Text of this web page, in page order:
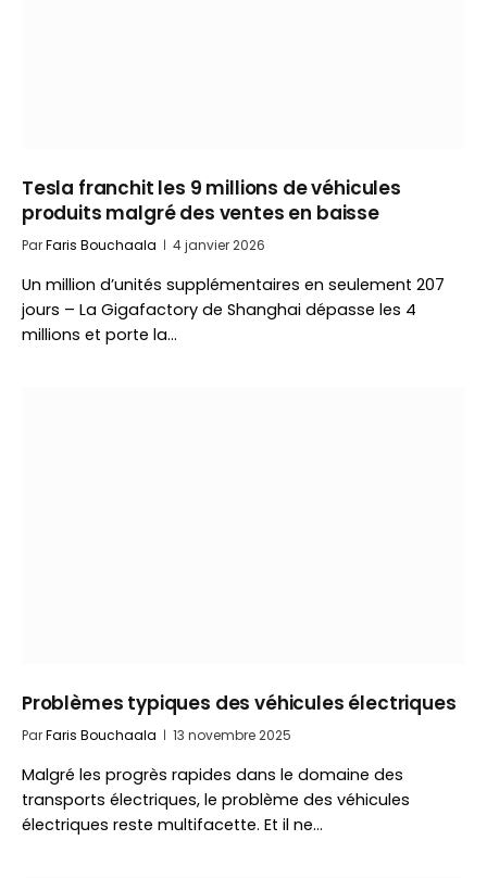
Tesla franchit les 9 millions de véhicules
produits malgré des ventes en baisse
ParFaris Bouchaala 4 janvier 2026
Un million d’unités supplémentaires en seulement 207
jours – La Gigafactory de Shanghai dépasse les 4
millions et porte la…
Problèmes typiques des véhicules électriques
ParFaris Bouchaala 13 novembre 2025
Malgré les progrès rapides dans le domaine des
transports électriques, le problème des véhicules
électriques reste multifacette. Et il ne…